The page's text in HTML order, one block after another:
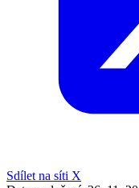
Sdílet na síti X